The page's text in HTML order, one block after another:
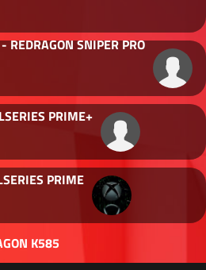
REDRAGON SNIPER PRO
PRIME+
PRIME
K585